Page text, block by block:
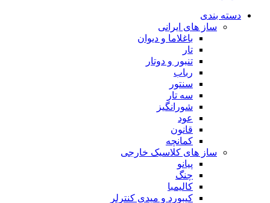
دسته بندی
ساز های ایرانی
باغلاما و دیوان
تار
تنبور و دوتار
رباب
سنتور
سه تار
شورانگیز
عود
قانون
کمانچه
ساز های کلاسیک خارجی
پیانو
چنگ
کالیمبا
کیبورد و میدی کنترلر